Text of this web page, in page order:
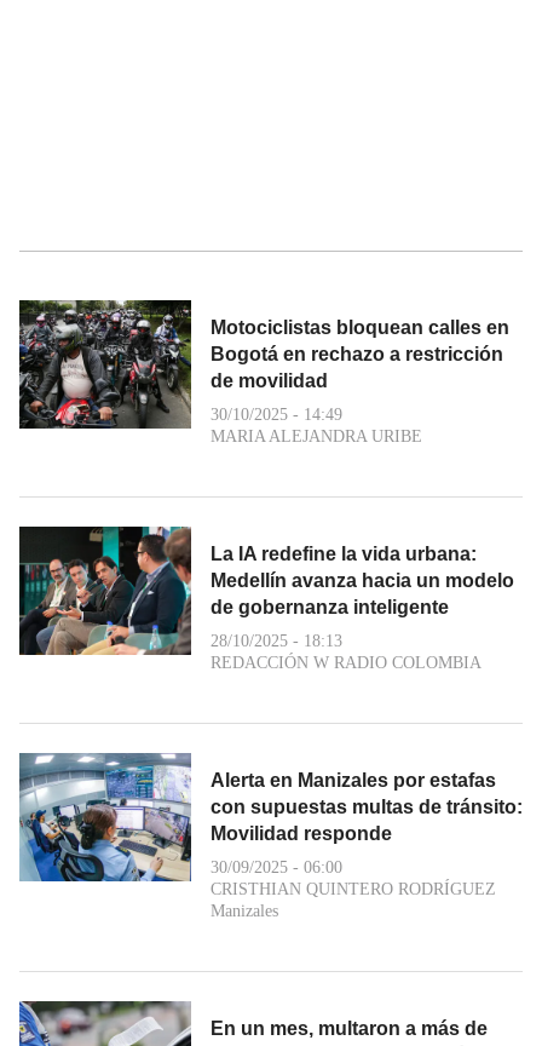
Motociclistas bloquean calles en
Bogotá en rechazo a restricción
de movilidad
30/10/2025 - 14:49
MARIA ALEJANDRA URIBE
La IA redefine la vida urbana:
Medellín avanza hacia un modelo
de gobernanza inteligente
28/10/2025 - 18:13
REDACCIÓN W RADIO COLOMBIA
Alerta en Manizales por estafas
con supuestas multas de tránsito:
Movilidad responde
30/09/2025 - 06:00
CRISTHIAN QUINTERO RODRÍGUEZ
Manizales
En un mes, multaron a más de